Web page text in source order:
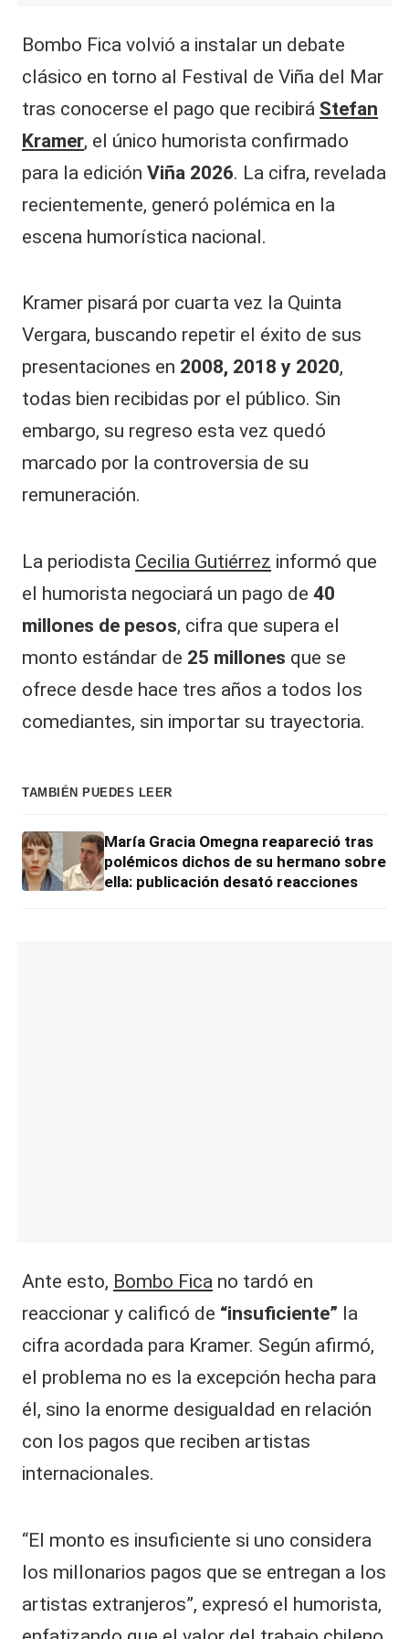
Bombo Fica volvió a instalar un debate
clásico en torno al Festival de Viña del Mar
tras conocerse el pago que recibirá Stefan
Kramer, el único humorista confirmado
para la edición Viña 2026. La cifra, revelada
recientemente, generó polémica en la
escena humorística nacional.
Kramer pisará por cuarta vez la Quinta
Vergara, buscando repetir el éxito de sus
presentaciones en 2008, 2018 y 2020,
todas bien recibidas por el público. Sin
embargo, su regreso esta vez quedó
marcado por la controversia de su
remuneración.
La periodista Cecilia Gutiérrez informó que
el humorista negociará un pago de 40
millones de pesos, cifra que supera el
monto estándar de 25 millones que se
ofrece desde hace tres años a todos los
comediantes, sin importar su trayectoria.
TAMBIÉN PUEDES LEER
María Gracia Omegna reapareció tras
polémicos dichos de su hermano sobre
ella: publicación desató reacciones
Ante esto, Bombo Fica no tardó en
reaccionar y calificó de “insuficiente” la
cifra acordada para Kramer. Según afirmó,
el problema no es la excepción hecha para
él, sino la enorme desigualdad en relación
con los pagos que reciben artistas
internacionales.
“El monto es insuficiente si uno considera
los millonarios pagos que se entregan a los
artistas extranjeros”, expresó el humorista,